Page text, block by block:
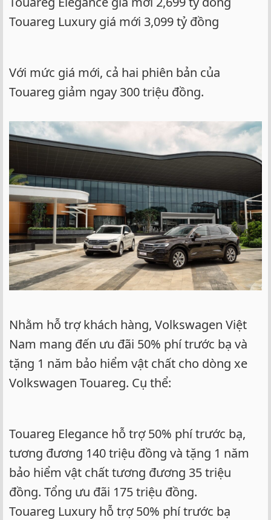
Touareg Luxury giá mới 3,099 tỷ đồng
Với mức giá mới, cả hai phiên bản của
Touareg giảm ngay 300 triệu đồng.
Nhằm hỗ trợ khách hàng, Volkswagen Việt
Nam mang đến ưu đãi 50% phí trước bạ và
tặng 1 năm bảo hiểm vật chất cho dòng xe
Volkswagen Touareg. Cụ thể:
Touareg Elegance hỗ trợ 50% phí trước bạ,
tương đương 140 triệu đồng và tặng 1 năm
bảo hiểm vật chất tương đương 35 triệu
đồng. Tổng ưu đãi 175 triệu đồng.
Touareg Luxury hỗ trợ 50% phí trước bạ